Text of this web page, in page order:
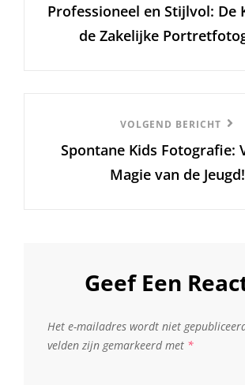
bericht
Professioneel en Stijlvol: De
de Zakelijke
Bericht
VOLGEND BERICHT
Spontane Kids Fotografie:
Magie van de Jeugd!
Geef Een
Het e-mailadres wordt niet
velden zijn gemarkeerd met *